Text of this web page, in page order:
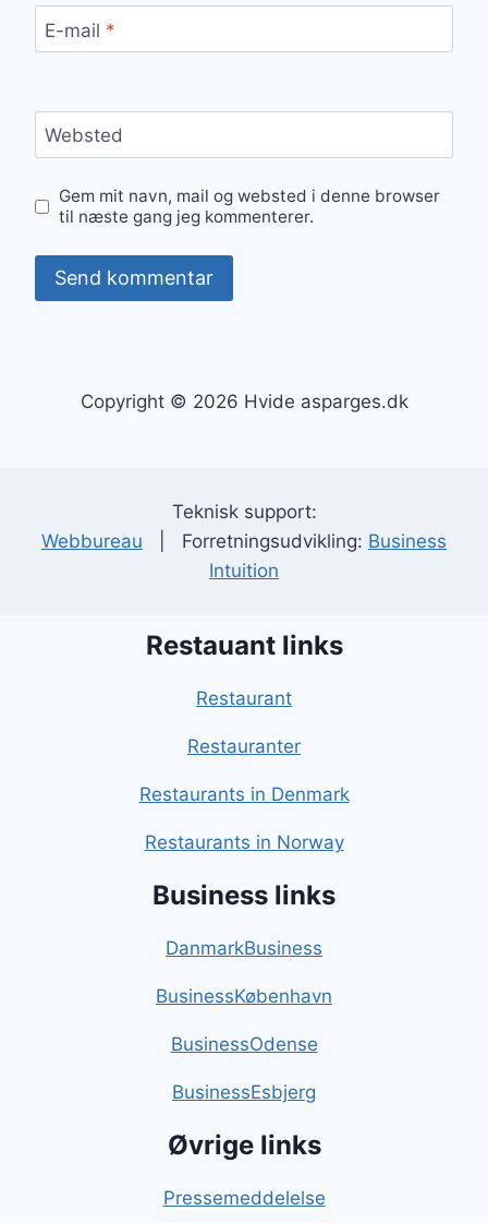
E-mail *
Websted
Gem mit navn, mail og websted i denne browser
til næste gang jeg kommenterer.
Copyright © 2026 Hvide asparges.dk
Teknisk support:
Webbureau | Forretningsudvikling: Business
Intuition
Restauant links
Restaurant
Restauranter
Restaurants in Denmark
Restaurants in Norway
Business links
DanmarkBusiness
BusinessKøbenhavn
BusinessOdense
BusinessEsbjerg
Øvrige links
Pressemeddelelse